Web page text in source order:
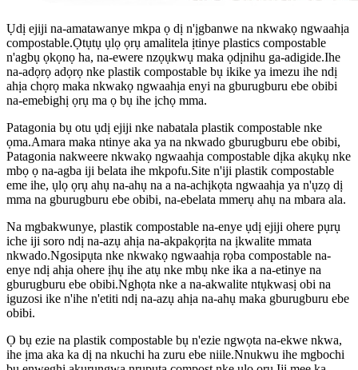
Ụdị ejiji na-amatawanye mkpa ọ dị n'ịgbanwe na nkwakọ ngwaahịa
compostable.Ọtụtụ ụlọ ọrụ amalitela ịtinye plastics compostable
n'agbụ ọkọnọ ha, na-ewere nzọụkwụ maka ọdịnihu ga-adigide.Ihe
na-adọrọ adọrọ nke plastik compostable bụ ikike ya imezu ihe ndị
ahịa chọrọ maka nkwakọ ngwaahịa enyi na gburugburu ebe obibi
na-emebighị ọrụ ma ọ bụ ihe ịchọ mma.
Patagonia bụ otu ụdị ejiji nke nabatala plastik compostable nke
ọma.Amara maka ntinye aka ya na nkwado gburugburu ebe obibi,
Patagonia nakweere nkwakọ ngwaahịa compostable dịka akụkụ nke
mbọ ọ na-agba iji belata ihe mkpofu.Site n'iji plastik compostable
eme ihe, ụlọ ọrụ ahụ na-ahụ na a na-achịkọta ngwaahịa ya n'ụzọ dị
mma na gburugburu ebe obibi, na-ebelata mmerụ ahụ na mbara ala.
Na mgbakwunye, plastik compostable na-enye ụdị ejiji ohere pụrụ
iche iji soro ndị na-azụ ahịa na-akpakọrịta na ịkwalite mmata
nkwado.Ngosipụta nke nkwakọ ngwaahịa rọba compostable na-
enye ndị ahịa ohere ịhụ ihe atụ nke mbụ nke ika a na-etinye na
gburugburu ebe obibi.Nghọta nke a na-akwalite ntụkwasị obi na
iguzosi ike n'ihe n'etiti ndị na-azụ ahịa na-ahụ maka gburugburu ebe
obibi.
Ọ bụ ezie na plastik compostable bụ n'ezie ngwọta na-ekwe nkwa,
ihe ịma aka ka dị na nkuchi ha zuru ebe niile.Nnukwu ihe mgbochi